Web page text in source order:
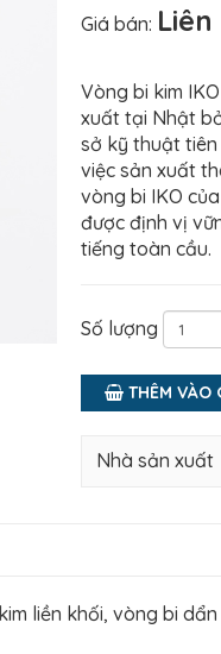
Giá bán:
Vòng bi kim
xuất tại Nhật
sở kỹ thuật
việc sản xuất
vòng bi IKO
được định vị
tiếng toàn cầu.
Số lượng
THÊM VÀO
Nhà sản xuất
liền khối, vòng bi